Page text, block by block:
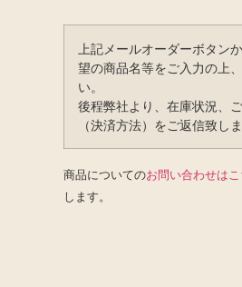
上記メールオーダーボタン
望の商品名等をご入力の上
い。
後程弊社より、在庫状況、
（決済方法）をご返信致しま
商品についてのお問い合わせはこ
します。